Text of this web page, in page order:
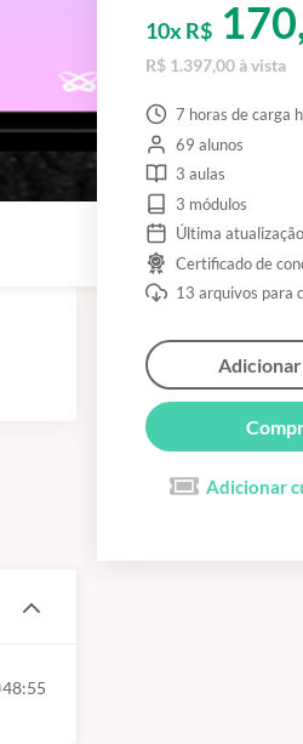
48:55
10x R$
R$ 1.397,00 à vista
7 horas de carga
69 alunos
3 aulas
3 módulos
Última
Certificado de
13 arquivos para
Adicionar